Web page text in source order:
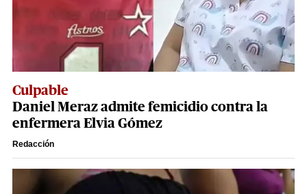
Culpable
Daniel Meraz admite femicidio contra la
enfermera Elvia Gómez
Redacción